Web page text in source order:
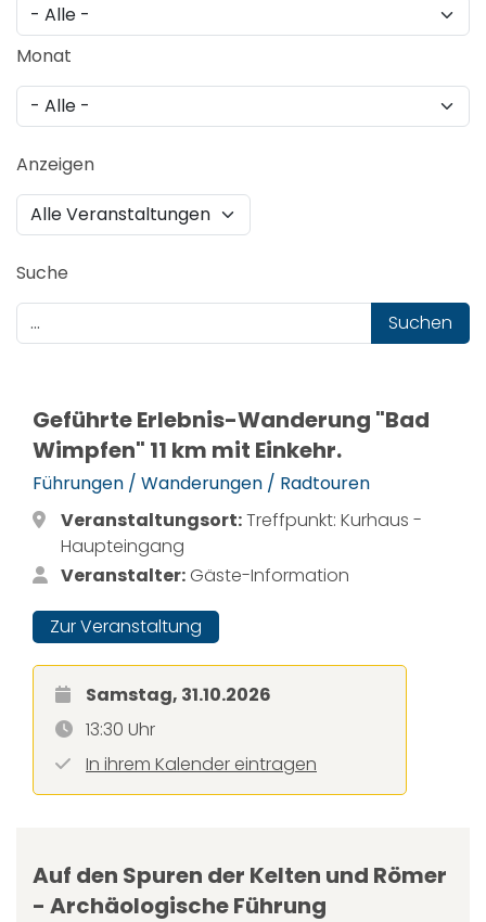
Monat
Anzeigen
Suche
Suchen
Geführte Erlebnis-Wanderung "Bad
Wimpfen" 11 km mit Einkehr.
Führungen / Wanderungen / Radtouren
Veranstaltungsort:Treffpunkt: Kurhaus -
Haupteingang
Veranstalter: Gäste-Information
Zur Veranstaltung
Samstag, 31.10.2026
13:30 Uhr
In ihrem Kalender eintragen
Auf den Spuren der Kelten und Römer
- Archäologische Führung